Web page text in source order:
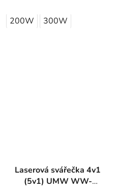
200W 300W
Laserová svářečka 4v1
(5v1) UMW WW-